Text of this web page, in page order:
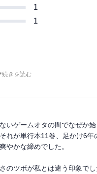
1
1
ページを割かれていた印象
量だった。
か。
カレカノCOからのメイン
続きを読む
ゲームオタの間でなぜか始
れが単行本11巻、足かけ6
やかな締めでした。
のツボが私とは違う印象で